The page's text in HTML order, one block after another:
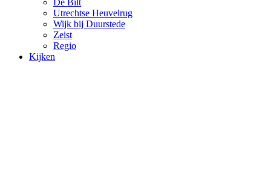
De Bilt
Utrechtse Heuvelrug
Wijk bij Duurstede
Zeist
Regio
Kijken